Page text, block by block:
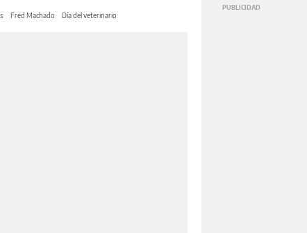
Fred Machado Día del veterinario